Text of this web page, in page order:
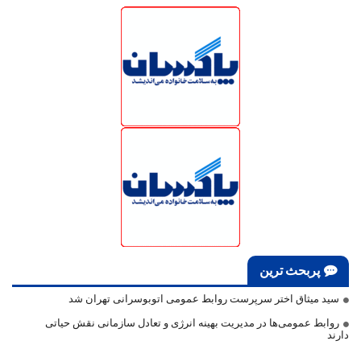
پربحث ترین
سید میثاق اختر سرپرست روابط عمومی اتوبوسرانی تهران شد
روابط عمومی‌ها در مدیریت بهینه انرژی و تعادل سازمانی نقش حیاتی
دارند